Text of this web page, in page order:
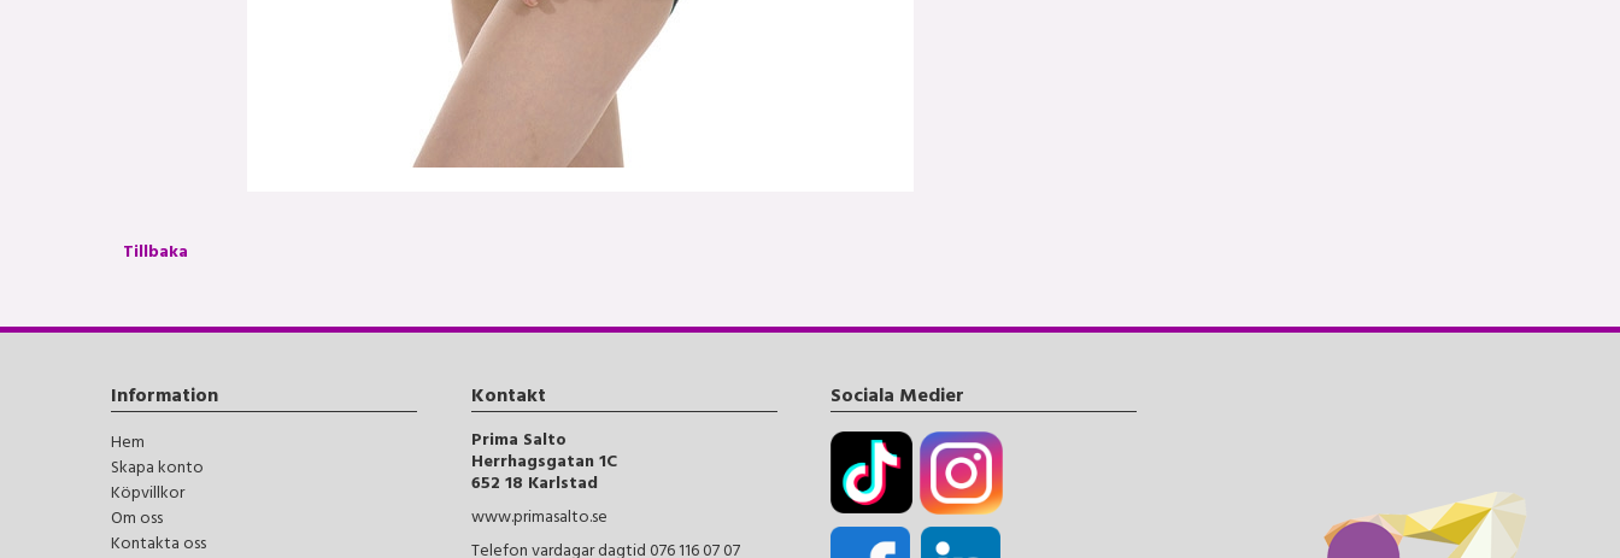
Tillbaka
Information
Hem
Skapa konto
Köpvillkor
Om oss
Kontakta oss
Kontakt
Prima Salto
Herrhagsgatan 1C
652 18 Karlstad
www.primasalto.se
Sociala Medier